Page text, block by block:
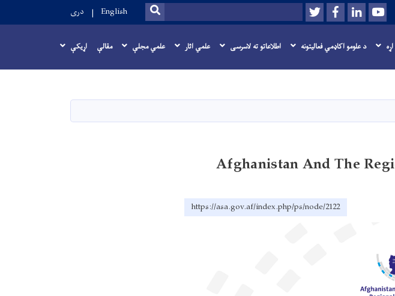
Youtube
LinkedIn
Facebook
Twitter
لټون SEARCH
English دری
د علومو اکاډمي فعاليتونه اطلاعاتو ته لاسرسی علمي اثار علمي مجلې مقالې اړيکې
Afghanistan And The
https://asa.gov.af/index.php/ps/node/2122